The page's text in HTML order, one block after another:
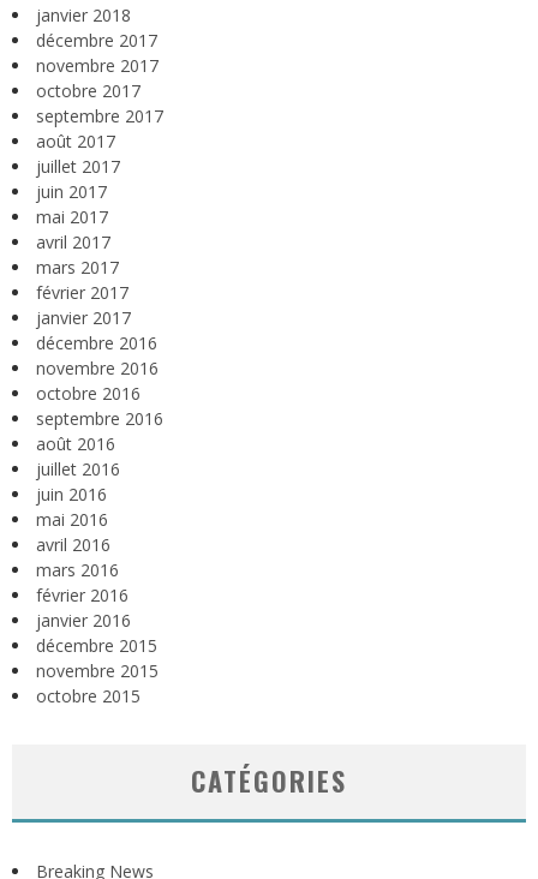
janvier 2018
décembre 2017
novembre 2017
octobre 2017
septembre 2017
août 2017
juillet 2017
juin 2017
mai 2017
avril 2017
mars 2017
février 2017
janvier 2017
décembre 2016
novembre 2016
octobre 2016
septembre 2016
août 2016
juillet 2016
juin 2016
mai 2016
avril 2016
mars 2016
février 2016
janvier 2016
décembre 2015
novembre 2015
octobre 2015
CATÉGORIES
Breaking News